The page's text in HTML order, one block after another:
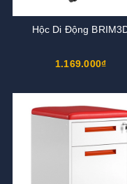
Hộc Di Động
1.169.000₫